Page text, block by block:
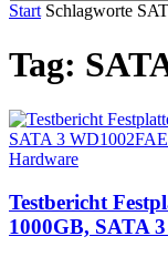
Start Schlagworte
Tag:
Hardware
Testbericht
1000GB, SATA